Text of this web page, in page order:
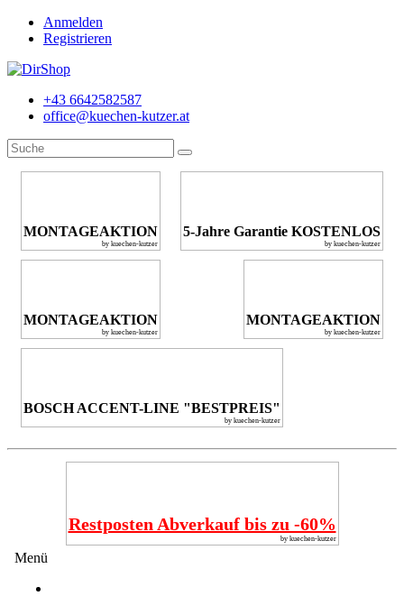
Anmelden
Registrieren
+43 6642582587
office@kuechen-kutzer.at
MONTAGEAKTION
by kuechen-kutzer
5-Jahre Garantie KOSTENLOS
by kuechen-kutzer
MONTAGEAKTION
by kuechen-kutzer
MONTAGEAKTION
by kuechen-kutzer
BOSCH ACCENT-LINE "BESTPREIS"
by kuechen-kutzer
Restposten Abverkauf bis zu -60%
by kuechen-kutzer
Menü